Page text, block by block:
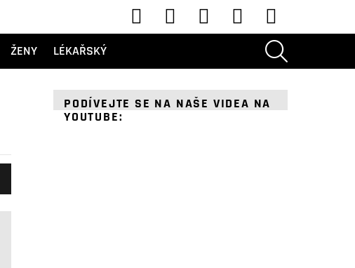
ŽENY LÉKAŘSKÝ
PODÍVEJTE SE NA NAŠE VIDEA NA
YOUTUBE: